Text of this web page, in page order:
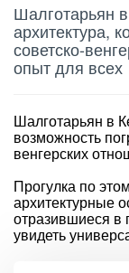
Шалготарьян
архитектура,
советско-
опыт для всех
Шалготарьян в
возможность
венгерских
Прогулка по
архитектурные
отразившиеся в
увидеть